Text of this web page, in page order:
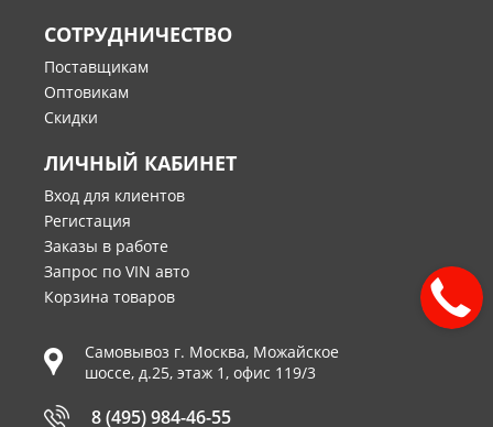
СОТРУДНИЧЕСТВО
Поставщикам
Оптовикам
Скидки
ЛИЧНЫЙ КАБИНЕТ
Вход для клиентов
Регистация
Заказы в работе
Запрос по VIN авто
Корзина товаров
Самовывоз г. Москва, Можайское
шоссе, д.25, этаж 1, офис 119/3
8 (495) 984-46-55